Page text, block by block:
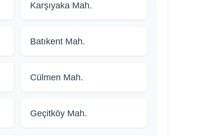
Karşıyaka Mah.
Batıkent Mah.
Cülmen Mah.
Geçitköy Mah.